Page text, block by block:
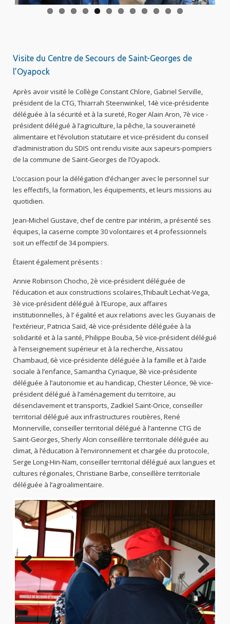
Visite du Centre de Secours de Saint-Georges de
l’Oyapock
Après avoir visité le Collège Constant Chlore, Gabriel Serville,
président de la CTG, Thiarrah Steenwinkel, 14è vice-présidente
déléguée à la sécurité et à la sureté, Roger Alain Aron, 7è vice -
président délégué à l’agriculture, la pêche, la souveraineté
alimentaire et l’évolution statutaire et vice-président du conseil
d’administration du SDIS ont rendu visite aux sapeurs-pompiers
de la commune de Saint-Georges de l’Oyapock.
L’occasion pour la délégation d’échanger avec le personnel sur
les effectifs, la formation, les équipements, et leurs missions au
quotidien.
Jean-Michel Gustave, chef de centre par intérim, a présenté ses
équipes, la caserne compte 30 volontaires et 4 professionnels
soit un effectif de 34 pompiers.
Étaient également présents :
Annie Robinson Chocho, 2è vice-président déléguée de
l’éducation et aux constructions scolaires,Thibault Lechat-Vega,
3è vice-président délégué à l’Europe, aux affaires
institutionnelles, à l’ égalité et aux relations avec les Guyanais de
l’extérieur, Patricia Saïd, 4è vice-présidente déléguée à la
solidarité et à la santé, Philippe Bouba, 5è vice-président délégué
à l’enseignement supérieur et à la recherche, Aïssatou
Chambaud, 6è vice-présidente déléguée à la famille et à l’aide
sociale à l’enfance, Samantha Cyriaque, 8è vice-présidente
déléguée à l’autonomie et au handicap, Chester Léonce, 9è vice-
président délégué à l’aménagement du territoire, au
désenclavement et transports, Zadkiel Saint-Orice, conseiller
territorial délégué aux infrastructures routières, René
Monnerville, conseiller territorial délégué à l’antenne CTG de
Saint-Georges, Sherly Alcin conseillère territoriale déléguée au
climat, à l’éducation à l’environnement et chargée du protocole,
Serge Long-Hin-Nam, conseiller territorial délégué aux langues et
cultures régionales, Christiane Barbe, conseillère territoriale
déléguée à l’agroalimentaire.
Previo
us
Next